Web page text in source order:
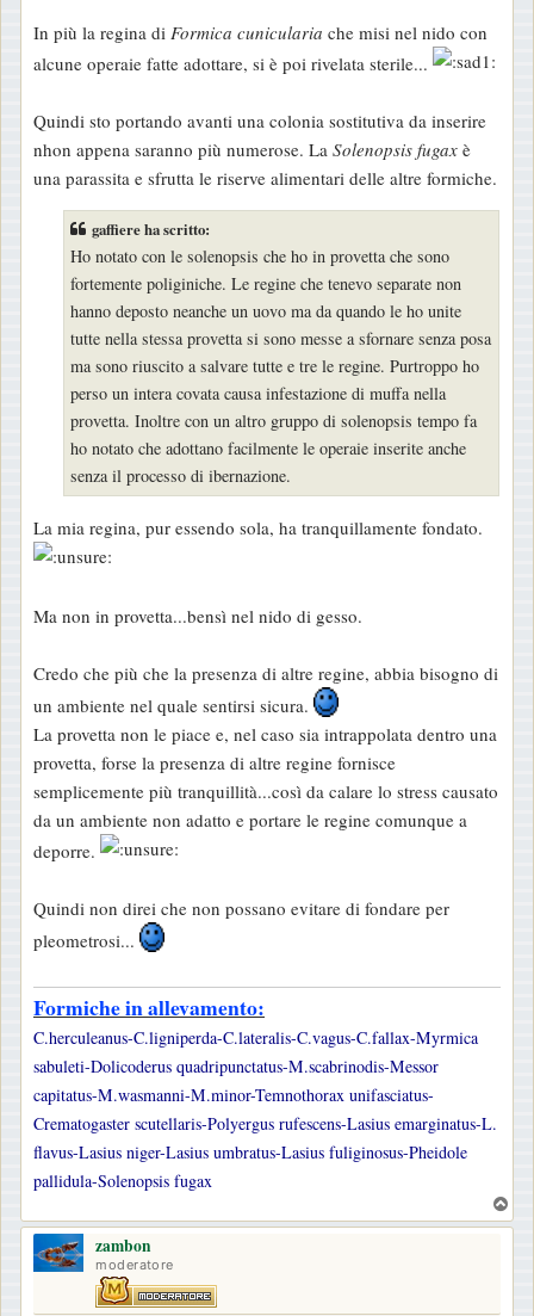
i
o
In più la regina di Formica cunicularia che misi nel nido con
alcune operaie fatte adottare, si è poi rivelata sterile...
Quindi sto portando avanti una colonia sostitutiva da inserire
nhon appena saranno più numerose. La Solenopsis fugax è
una parassita e sfrutta le riserve alimentari delle altre formiche.
gaffiere ha scritto:
Ho notato con le solenopsis che ho in provetta che sono
fortemente poliginiche. Le regine che tenevo separate non
hanno deposto neanche un uovo ma da quando le ho unite
tutte nella stessa provetta si sono messe a sfornare senza posa
ma sono riuscito a salvare tutte e tre le regine. Purtroppo ho
perso un intera covata causa infestazione di muffa nella
provetta. Inoltre con un altro gruppo di solenopsis tempo fa
ho notato che adottano facilmente le operaie inserite anche
senza il processo di ibernazione.
La mia regina, pur essendo sola, ha tranquillamente fondato.
Ma non in provetta...bensì nel nido di gesso.
Credo che più che la presenza di altre regine, abbia bisogno di
un ambiente nel quale sentirsi sicura.
La provetta non le piace e, nel caso sia intrappolata dentro una
provetta, forse la presenza di altre regine fornisce
semplicemente più tranquillità...così da calare lo stress causato
da un ambiente non adatto e portare le regine comunque a
deporre.
Quindi non direi che non possano evitare di fondare per
pleometrosi...
Formiche in allevamento:
C.herculeanus-C.ligniperda-C.lateralis-C.vagus-C.fallax-Myrmica
sabuleti-Dolicoderus quadripunctatus-M.scabrinodis-Messor
capitatus-M.wasmanni-M.minor-Temnothorax unifasciatus-
Crematogaster scutellaris-Polyergus rufescens-Lasius emarginatus-L.
flavus-Lasius niger-Lasius umbratus-Lasius fuliginosus-Pheidole
pallidula-Solenopsis fugax
o
zambon
moderatore